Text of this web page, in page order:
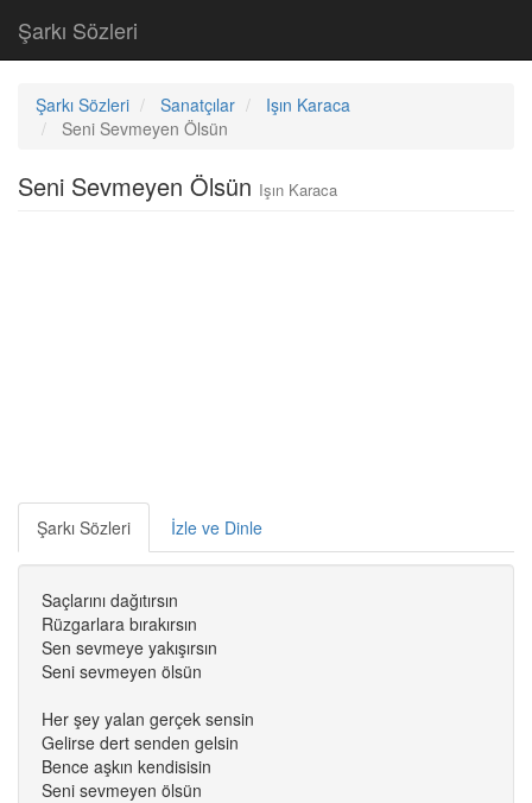
Şarkı Sözleri
Şarkı Sözleri Sanatçılar
Işın Karaca
Seni Sevmeyen Ölsün
Seni Sevmeyen Ölsün Işın Karaca
Şarkı Sözleri İzle ve Dinle
Saçlarını dağıtırsın
Rüzgarlara bırakırsın
Sen sevmeye yakışırsın
Seni sevmeyen ölsün
Her şey yalan gerçek sensin
Gelirse dert senden gelsin
Bence aşkın kendisisin
Seni sevmeyen ölsün